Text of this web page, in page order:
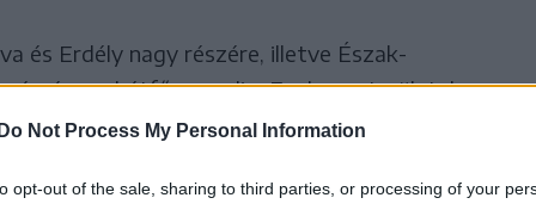
Do Not Process My Personal Information
opt-out of the sale, sharing to third parties, or processing of your
és Erdély nagy részére, illetve Észak-
érvényes hétfő reggelig. Ezeken a területeken
20 fok közötti értékek várhatók. A
is eléri a kritikus 80 egységet.